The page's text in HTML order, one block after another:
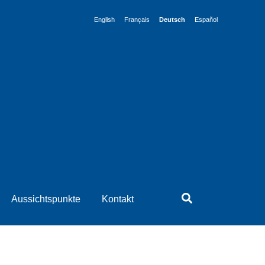
English Français Deutsch Español
Aussichtspunkte Kontakt